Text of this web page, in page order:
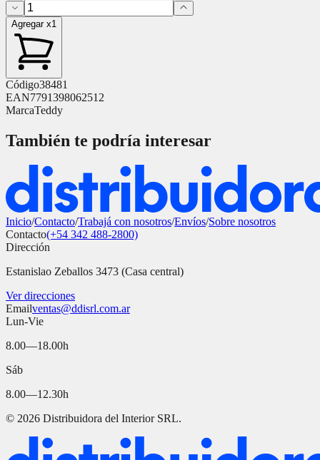
Agregar x1
Código38481
EAN7791398062512
MarcaTeddy
También te podría interesar
Inicio/Contacto/Trabajá con nosotros/Envíos/Sobre nosotros
Contacto(+54 342 488-2800)
Dirección
Estanislao Zeballos 3473 (Casa central)
Ver direcciones
Emailventas@ddisrl.com.ar
Lun-Vie
8.00—18.00h
Sáb
8.00—12.30h
© 2026 Distribuidora del Interior SRL.